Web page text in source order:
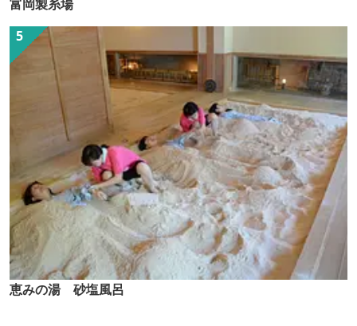
富岡製糸場
恵みの湯 砂塩風呂